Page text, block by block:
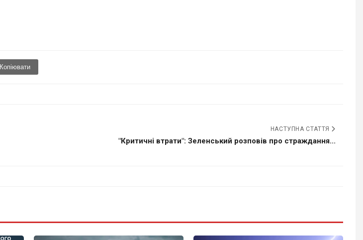
Копіювати
НАСТУПНА СТАТТЯ
"Критичні втрати": Зеленський розповів про страждання...